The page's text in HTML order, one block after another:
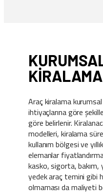
Araç kiralama
ihtiyaçlarına göre
göre belirlenir.
modelleri, kiralama
kullanım bölgesi ve
elemanlar
kasko, sigorta, bakım,
yedek araç temini gibi
olmaması da maliyeti